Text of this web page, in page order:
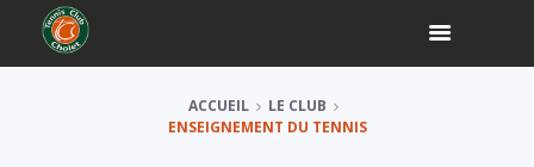
ACCUEIL
LE CLUB
ENSEIGNEMENT DU TENNIS